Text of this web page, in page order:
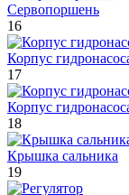
Сервопоршень
16
Корпус
17
Корпус
18
Крышка сальника
19